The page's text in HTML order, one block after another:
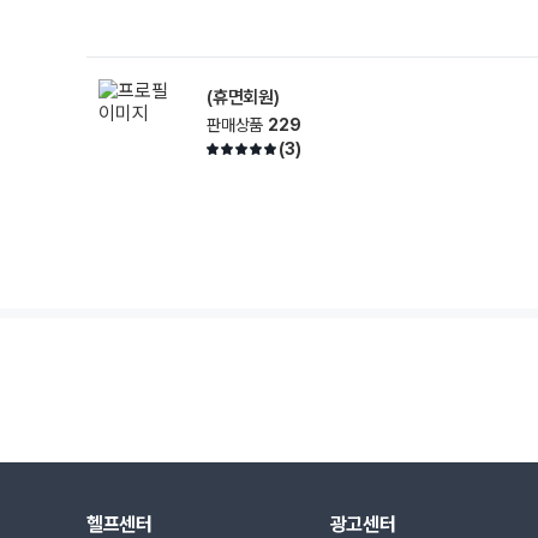
(휴면회원)
판매상품 229
(3)
헬프센터 광고센터